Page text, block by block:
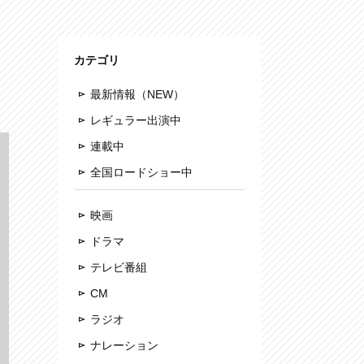
カテゴリ
最新情報（NEW）
レギュラー出演中
連載中
全国ロードショー中
映画
ドラマ
テレビ番組
CM
ラジオ
ナレーション